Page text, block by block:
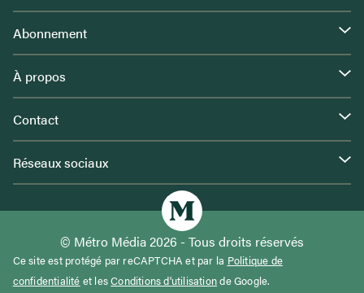
Abonnement
À propos
Contact
Réseaux sociaux
© Métro Média 2026 - Tous droits réservés
Ce site est protégé par reCAPTCHA et par la Politique de
confidentialité et lesConditions d'utilisationde Google.